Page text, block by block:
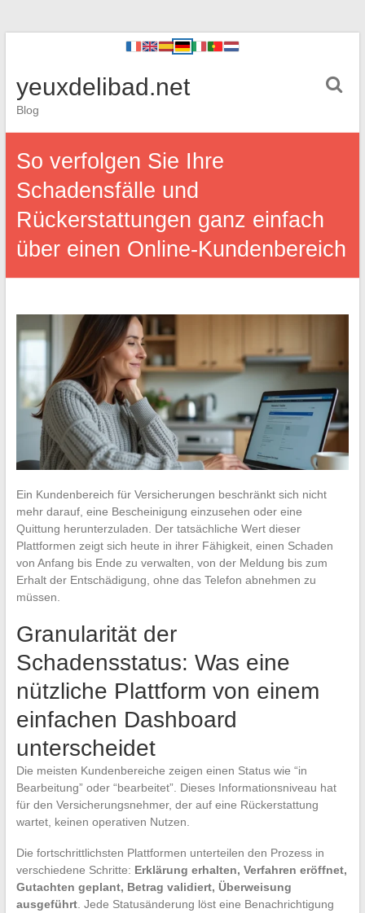
yeuxdelibad.net
Blog
So verfolgen Sie Ihre
Schadensfälle und
Rückerstattungen ganz einfach
über einen Online-Kundenbereich
Ein Kundenbereich für Versicherungen beschränkt sich nicht
mehr darauf, eine Bescheinigung einzusehen oder eine
Quittung herunterzuladen. Der tatsächliche Wert dieser
Plattformen zeigt sich heute in ihrer Fähigkeit, einen Schaden
von Anfang bis Ende zu verwalten, von der Meldung bis zum
Erhalt der Entschädigung, ohne das Telefon abnehmen zu
müssen.
Granularität der
Schadensstatus: Was eine
nützliche Plattform von einem
einfachen Dashboard
unterscheidet
Die meisten Kundenbereiche zeigen einen Status wie “in
Bearbeitung” oder “bearbeitet”. Dieses Informationsniveau hat
für den Versicherungsnehmer, der auf eine Rückerstattung
wartet, keinen operativen Nutzen.
Die fortschrittlichsten Plattformen unterteilen den Prozess in
verschiedene Schritte: Erklärung erhalten, Verfahren eröffnet,
Gutachten geplant, Betrag validiert, Überweisung
ausgeführt. Jede Statusänderung löst eine Benachrichtigung